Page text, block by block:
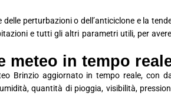
perturbazioni o dell’anticiclone e la
e tutti gli altri parametri utili, per
meteo in tempo
Brinzio aggiornato in tempo reale, con
quantità di pioggia, visibilità,